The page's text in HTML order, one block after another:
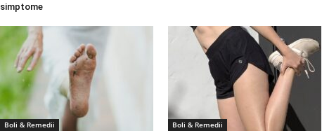
simptome
Boli & Remedii Boli & Remedii